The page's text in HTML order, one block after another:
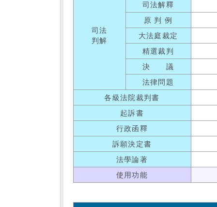
司法
判解
司法解釋
原 判 例
大法庭裁定
精選裁判
決 議
法律問題
各級法院裁判書
起訴書
行政函釋
訴願決定書
法學論著
使用功能